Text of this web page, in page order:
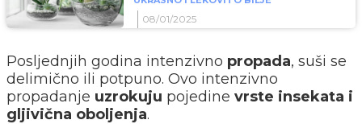
08/01/2025
Posljednjih godina intenzivno propada, suši se
delimično ili potpuno. Ovo intenzivno
propadanje uzrokuju pojedine vrste insekata i
gljivična oboljenja.